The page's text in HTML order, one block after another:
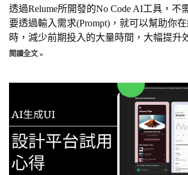
透過Relume所開發的No Code AI工具，不
要透過輸入需求(Prompt)，就可以幫助你
時，減少前期投入的大量時間，大幅提升
閱讀全文 »